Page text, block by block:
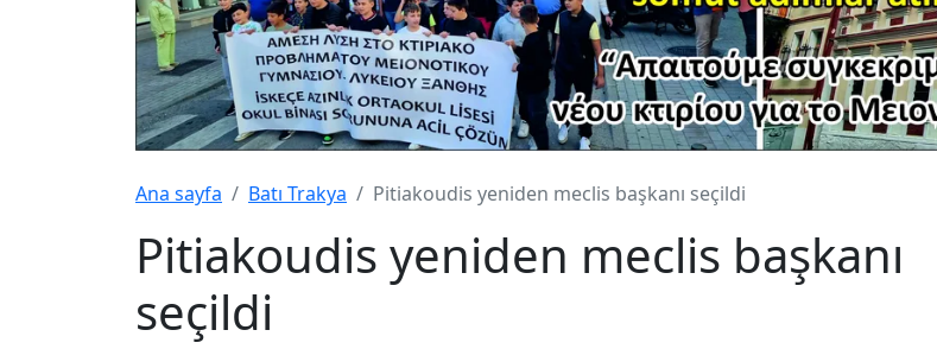
Ana sayfa Batı Trakya Pitiakoudis yeniden meclis başkanı seçildi
Pitiakoudis yeniden meclis başkanı
seçildi